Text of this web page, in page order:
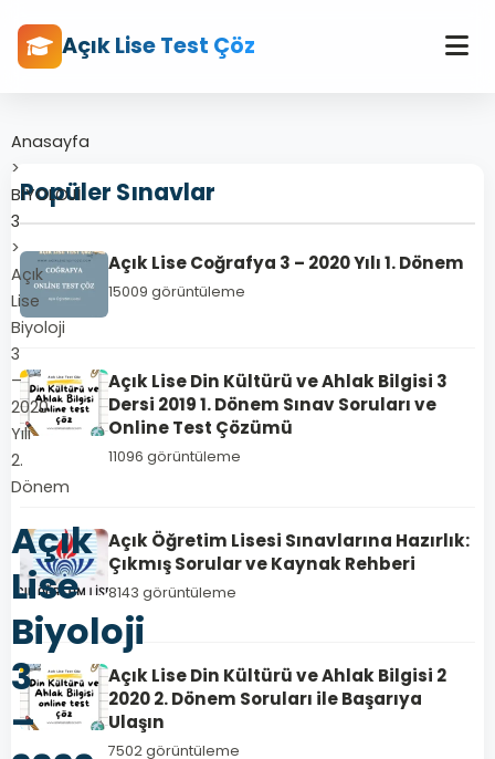
Açık Lise Test Çöz
Anasayfa
>
BİYOLOJİ
3
>
Açık
Lise
Biyoloji
3
–
2020
Yılı
2.
Dönem
Açık
Lise
Biyoloji
3
–
Popüler Sınavlar
Açık Lise Coğrafya 3 – 2020 Yılı 1. Dönem
15009 görüntüleme
Açık Lise Din Kültürü ve Ahlak Bilgisi 3
Dersi 2019 1. Dönem Sınav Soruları ve
Online Test Çözümü
11096 görüntüleme
Açık Öğretim Lisesi Sınavlarına Hazırlık:
Çıkmış Sorular ve Kaynak Rehberi
8143 görüntüleme
Açık Lise Din Kültürü ve Ahlak Bilgisi 2
2020 2. Dönem Soruları ile Başarıya
Ulaşın
7502 görüntüleme